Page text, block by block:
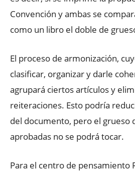
Convención y ambas se
como un libro el doble de
El proceso de armonización,
clasificar, organizar y darle
agrupará ciertos artículos y
reiteraciones. Esto podría
del documento, pero el grueso
aprobadas no se podrá tocar.
Para el centro de pensamiento